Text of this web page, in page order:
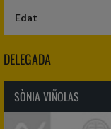
Edat
DELEGADA
SÒNIA VIÑOLAS